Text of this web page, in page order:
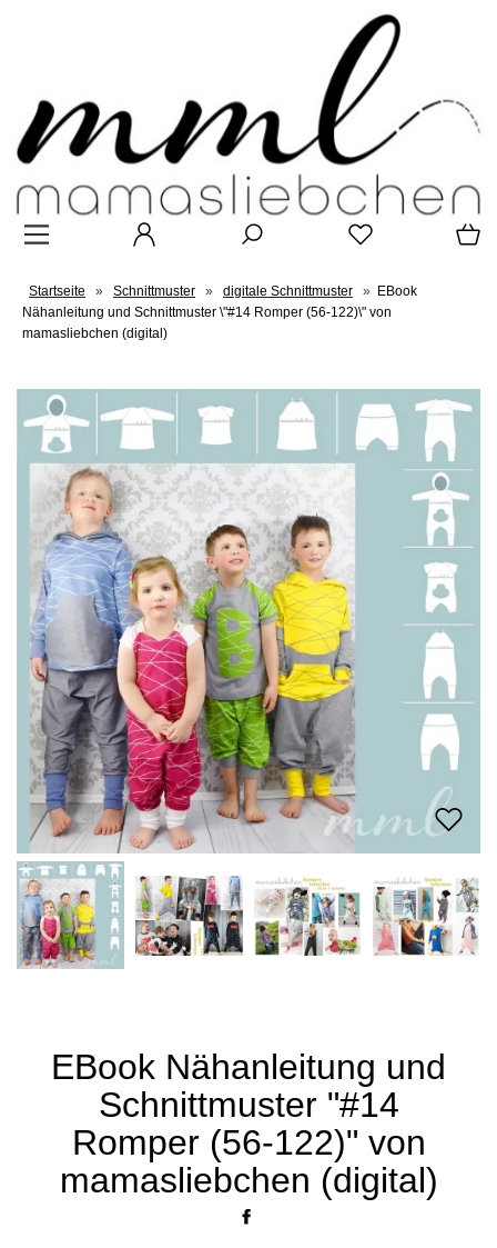
Startseite » Schnittmuster » digitale Schnittmuster » EBook
Nähanleitung und Schnittmuster \"#14 Romper (56-122)\" von
mamasliebchen (digital)
EBook Nähanleitung und
Schnittmuster "#14
Romper (56-122)" von
mamasliebchen (digital)